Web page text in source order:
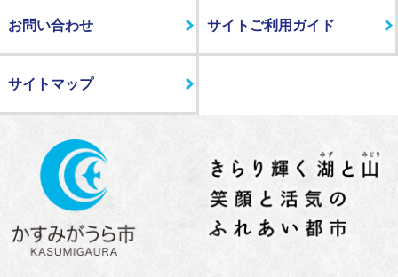
お問い合わせ サイトご利用ガイド
サイトマップ